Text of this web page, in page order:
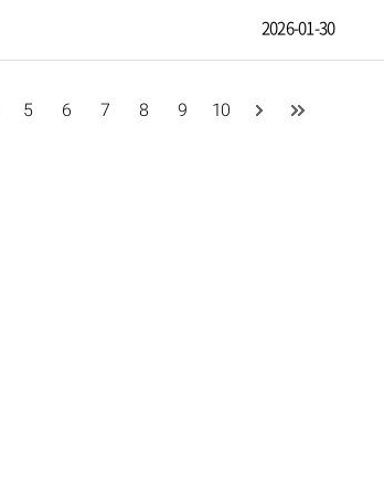
2026-01-30
5 6 7 8 9 10